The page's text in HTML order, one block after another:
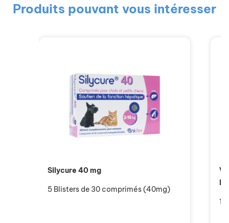
Produits pouvant vous intéresser
Silycure 40 mg
5 Blisters de 30 comprimés (40mg)